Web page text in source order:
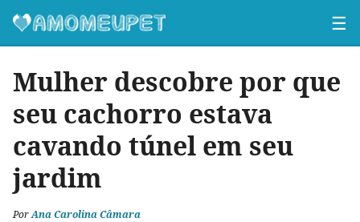
☰
Mulher descobre por que
seu cachorro estava
cavando túnel em seu
jardim
PorAna Carolina Câmara